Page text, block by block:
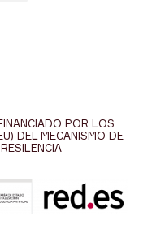
POR LOS
DEL MECANISMO DE